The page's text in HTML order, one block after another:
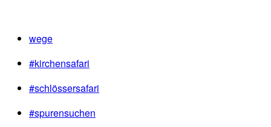
wege
#kirchensafari
#schlössersafari
#spurensuchen